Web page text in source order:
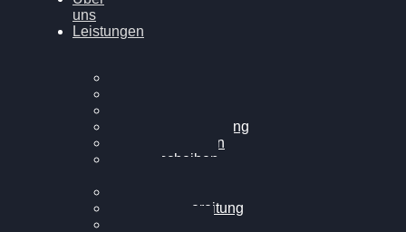
uns
Leistungen
Getriebeoptimierung
Walnussstrahlen
Bremsscheiben
Felgenaufbereitung